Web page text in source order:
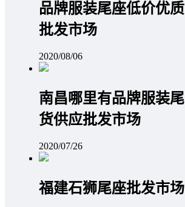
品牌服装尾座低价优质
批发市场
2020/08/06
南昌哪里有品牌服装尾
货供应批发市场
2020/07/26
福建石狮尾座批发市场